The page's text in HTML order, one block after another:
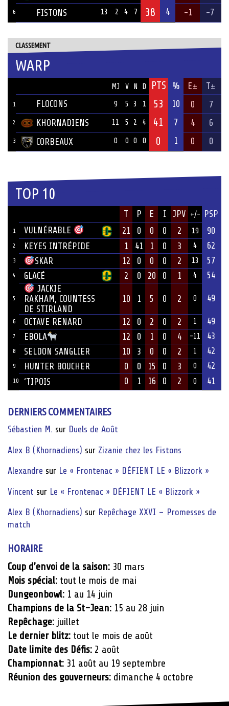
6 FISTONS 13 2 4 7 38 4 -1 -7
CLASSEMENT
WARP
MJ V N D PTS % E± T±
1 FLOCONS 9 5 3 1 53 10 0 7
2 KHORNADIENS 11 5 2 4 41 7 4 6
3 CORBEAUX 0 0 0 0 0 1 0 0
TOP 10
T P E I JPV +/- PSP
1 VULNÉRABLE 21 0 0 0 2 19 90
2 KEYES INTRÉPIDE 1 41 1 0 3 4 62
3 SKAR 12 0 0 0 2 13 57
4 GLACÉ 2 0 20 0 1 4 54
5
JACKIE
RAKHAM, COUNTESS
DE STIRLAND
10 1 5 0 2 0 49
6 OCTAVE RENARD 12 0 2 0 2 1 49
7 EBOLA 12 0 1 0 4 -11 43
8 SELDON SANGLIER 10 3 0 0 2 1 42
9 HUNTER BOUCHER 0 0 15 0 3 0 42
10 ‘TIPOIS 0 1 16 0 2 0 41
DERNIERS COMMENTAIRES
Sébastien M. sur Duels de Août
Alex B (Khornadiens) sur Zizanie chez les Fistons
Alexandre sur Le « Frontenac » DÉFIENT LE « Blizzork »
Vincent sur Le « Frontenac » DÉFIENT LE « Blizzork »
Alex B (Khornadiens) sur Repêchage XXVI – Promesses de
match
HORAIRE
Coup d’envoi de la saison: 30 mars
Mois spécial: tout le mois de mai
Dungeonbowl: 1 au 14 juin
Champions de la St-Jean: 15 au 28 juin
Repêchage: juillet
Le dernier blitz: tout le mois de août
Date limite des Défis: 2 août
Championnat: 31 août au 19 septembre
Réunion des gouverneurs: dimanche 4 octobre